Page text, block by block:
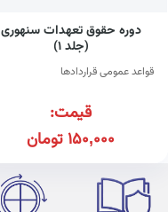
دوره حقوق تعهدات سنهوری
(جلد ۱)
قواعد عمومی قراردادها
قیمت:
150,000تومان